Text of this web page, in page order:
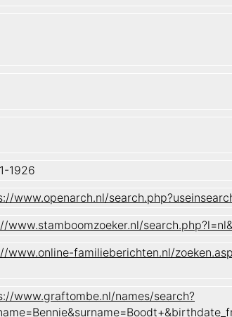
1926
www.openarch.nl/
www.stamboomzoeker.nl/
www.online-familieberichten.nl/
www.graftombe.nl/names/search?